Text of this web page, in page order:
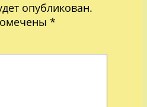
опубликован.
*